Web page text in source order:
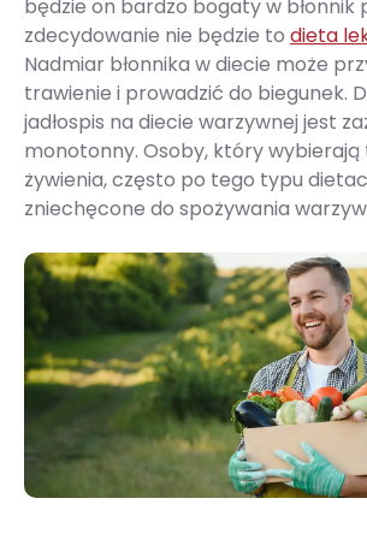
będzie on bardzo bogaty w błonnik
zdecydowanie nie będzie to dieta
Nadmiar błonnika w diecie może
trawienie i prowadzić do biegunek.
jadłospis na diecie warzywnej jest
monotonny. Osoby, który wybierają
żywienia, często po tego typu
zniechęcone do spożywania